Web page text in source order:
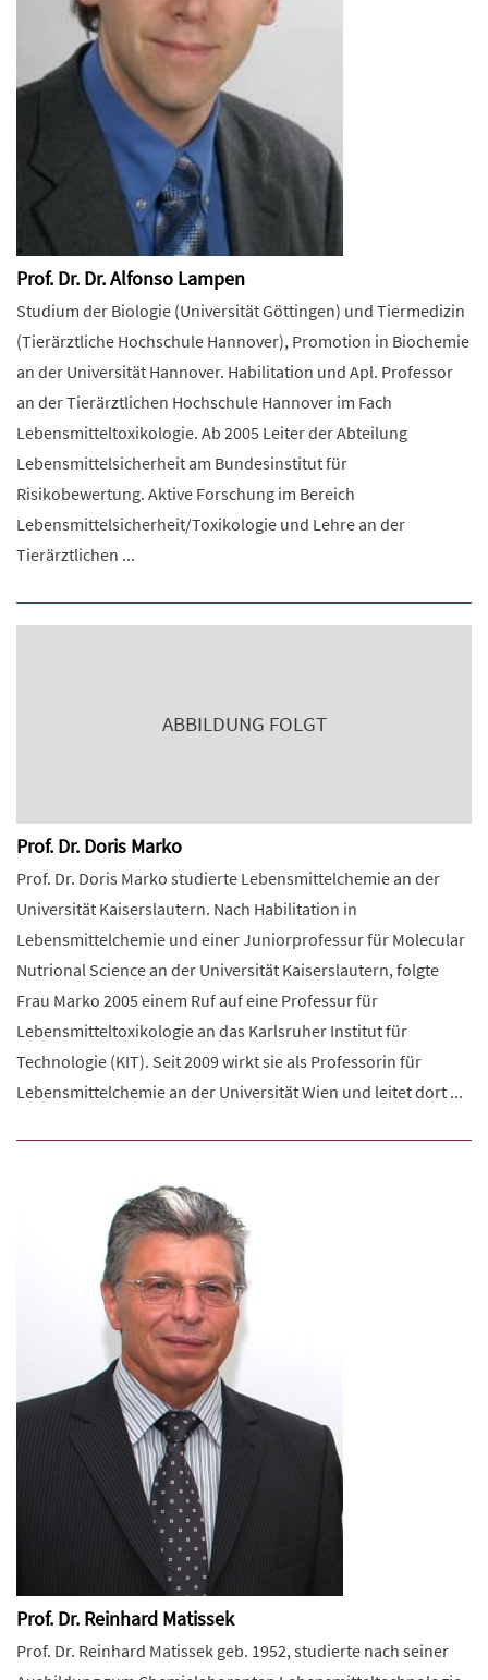
Prof. Dr. Dr. Alfonso Lampen
Studium der Biologie (Universität Göttingen) und Tiermedizin
(Tierärztliche Hochschule Hannover), Promotion in Biochemie
an der Universität Hannover. Habilitation und Apl. Professor
an der Tierärztlichen Hochschule Hannover im Fach
Lebensmitteltoxikologie. Ab 2005 Leiter der Abteilung
Lebensmittelsicherheit am Bundesinstitut für
Risikobewertung. Aktive Forschung im Bereich
Lebensmittelsicherheit/Toxikologie und Lehre an der
Tierärztlichen ...
ABBILDUNG FOLGT
Prof. Dr. Doris Marko
Prof. Dr. Doris Marko studierte Lebensmittelchemie an der
Universität Kaiserslautern. Nach Habilitation in
Lebensmittelchemie und einer Juniorprofessur für Molecular
Nutrional Science an der Universität Kaiserslautern, folgte
Frau Marko 2005 einem Ruf auf eine Professur für
Lebensmitteltoxikologie an das Karlsruher Institut für
Technologie (KIT). Seit 2009 wirkt sie als Professorin für
Lebensmittelchemie an der Universität Wien und leitet dort ...
Prof. Dr. Reinhard Matissek
Prof. Dr. Reinhard Matissek geb. 1952, studierte nach seiner